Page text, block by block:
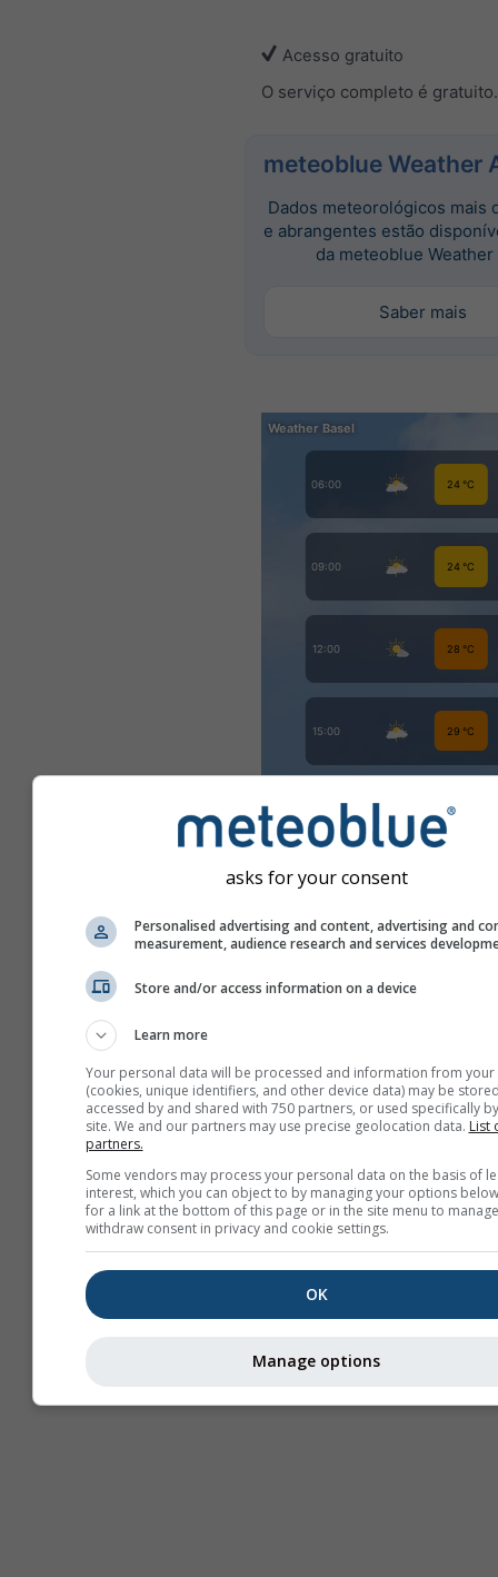
Acesso gratuito
O serviço completo é gratuito.
meteoblue Weather
Dados meteorológicos mais
e abrangentes estão
da meteoblue Weather
Saber mais
Mais Informações
asks for your consent
Personalised advertising and content, advertising and
measurement, audience research and services
Store and/or access information on a device
Learn more
Your personal data will be processed and information from your
(cookies, unique identifiers, and other device data) may be
accessed by and shared with 750 partners, or used specifically
site. We and our partners may use precise geolocation data. List
partners.
Some vendors may process your personal data on the basis of
interest, which you can object to by managing your options
for a link at the bottom of this page or in the site menu to
withdraw consent in privacy and cookie settings.
OK
Manage options